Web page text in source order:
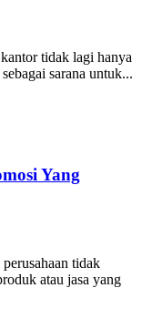
tidak lagi hanya
sarana untuk...
Yang
tidak
atau jasa yang